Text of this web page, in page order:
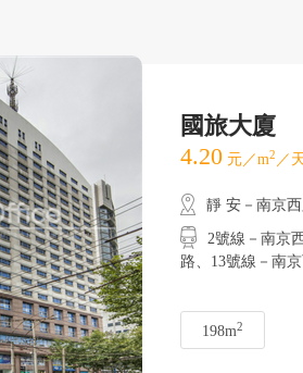
國旅大廈
4.20 元／m2 ／
靜 安－南京
2號線－南京
路、13號線－南
198m2